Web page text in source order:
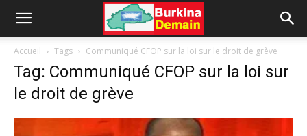
Accueil Tags Communiqué CFOP sur la loi sur le droit de grève
Tag: Communiqué CFOP sur la loi sur
le droit de grève